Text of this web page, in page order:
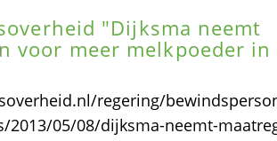
"Dijksma neemt
voor meer melkpoeder
regering/
2013/05/08/dijksma-neemt-